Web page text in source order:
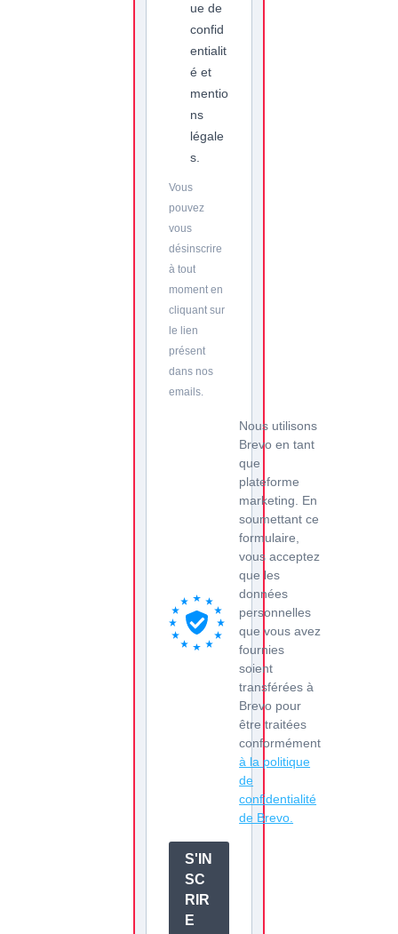
ue de
confid
entialit
é et
mentio
ns
légale
s.
Vous
pouvez
vous
désinscrire
à tout
moment en
cliquant sur
le lien
présent
dans nos
emails.
Nous utilisons
Brevo en tant
que
plateforme
marketing. En
soumettant ce
formulaire,
vous acceptez
que les
données
personnelles
que vous avez
fournies
soient
transférées à
Brevo pour
être traitées
conformément
à la politique
de
confidentialité
de Brevo.
S'IN
SC
RIR
E